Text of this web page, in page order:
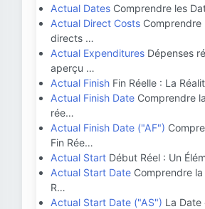
Actual Dates Comprendre les
Actual Direct Costs Comprendre
directs …
Actual Expenditures Dépenses
aperçu …
Actual Finish Fin Réelle : La
Actual Finish Date Comprendre
rée…
Actual Finish Date ("AF")
Fin Rée…
Actual Start Début Réel : Un
Actual Start Date Comprendre
R…
Actual Start Date ("AS") La Date